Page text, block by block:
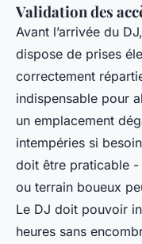
Validation des
Avant l’arrivée du
dispose de prises
correctement
indispensable pour
un emplacement
intempéries si
doit être praticable -
ou terrain boueux
Le DJ doit pouvoir
heures sans